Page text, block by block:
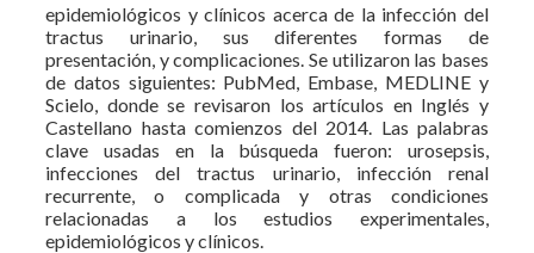
epidemiológicos y clínicos acerca de la infección del
tractus urinario, sus diferentes formas de
presentación, y complicaciones. Se utilizaron las bases
de datos siguientes: PubMed, Embase, MEDLINE y
Scielo, donde se revisaron los artículos en Inglés y
Castellano hasta comienzos del 2014. Las palabras
clave usadas en la búsqueda fueron: urosepsis,
infecciones del tractus urinario, infección renal
recurrente, o complicada y otras condiciones
relacionadas a los estudios experimentales,
epidemiológicos y clínicos.